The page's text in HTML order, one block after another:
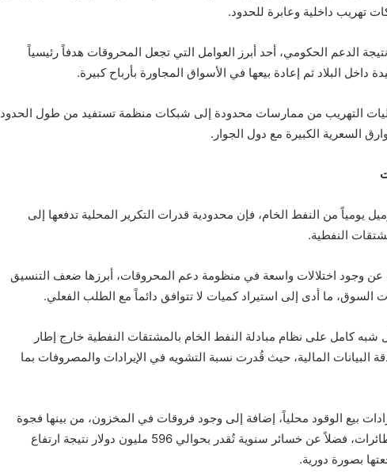
تهريب داخلية وعابرة للحدود.
الدعم الحكومي، أحد أبرز العوامل التي تجعل المحروقات هدفاً رئيسياً
داخل البلاد ثم إعادة بيعها في الأسواق المجاورة بأرباح كبيرة.
التهريب من ممارسات محدودة إلى شبكات منظمة تستفيد من طول الحدود
السعرية الكبيرة مع دول الجوار.
أكثر من 1.3 مليون برميل يومياً من النفط الخام، فإن محدودية قدرات التكرير المحلية تدفعها إلى
النفطية.
وجود اختلالات واسعة في منظومة دعم المحروقات، أبرزها ضعف التنسيق
السوق، ما أدى إلى استيراد كميات لا تتوافق دائماً مع الطلب الفعلي.
شبه كامل على نظام مبادلة النفط الخام بالمشتقات النفطية خارج إطار
البيانات المالية، حيث قُدرت نسبة التشويه في الإيرادات والمصروفات بما
بيع الوقود محلياً، إضافة إلى وجود فروقات في المخزون، من بينها فجوة
تقدر بنحو 197 مليون لتر من وقود الطائرات، فضلاً عن خسائر سنوية تُقدر بحوالي 596 مليون دولار نتيجة ارتفاع
بصورة دورية.